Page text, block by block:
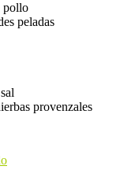
pollo
peladas
provenzales